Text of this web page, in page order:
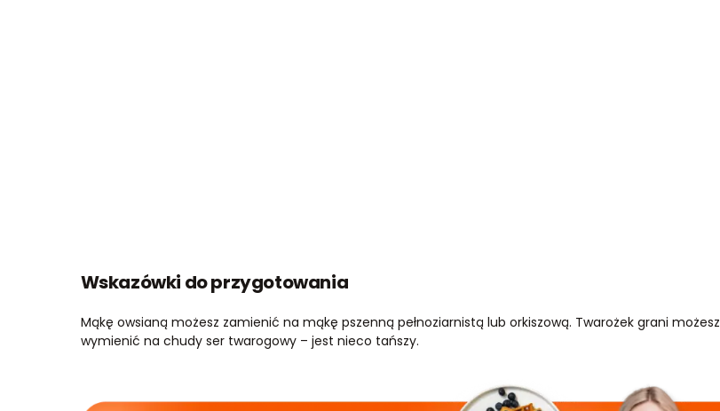
Wskazówki do przygotowania
Mąkę owsianą możesz zamienić na mąkę pszenną pełnoziarnistą lub orkiszową. Twarożek grani możesz
wymienić na chudy ser twarogowy – jest nieco tańszy.